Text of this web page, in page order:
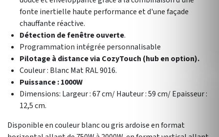
fonte inertielle haute performance et d'une façade
chauffante réactive.
Détection de fenêtre ouverte.
Programmation intégrée personnalisable
Pilotage à distance via CozyTouch (hub en option).
Couleur : Blanc Mat RAL 9016.
Puissance : 1000W
Dimensions: Largeur : 67 cm/ Hauteur : 59 cm/ Epaisseur :
12,5 cm.
Disponible en couleur blanc ou gris ardoise en format